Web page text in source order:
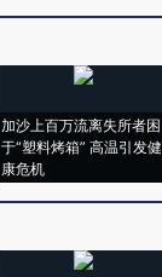
加沙上百万流离失所者困
于“塑料烤箱” 高温引发健
康危机